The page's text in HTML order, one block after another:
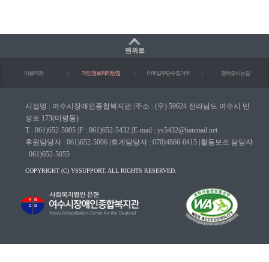
맨위로
이용약관 개인정보처리방침 이메일무단수집거부 찾아오시는길
시설명 : 여수시장애인종합복지관 주소 : (우) 59624 전라남도 여수시 만
성로 173(미평동)
T : 061)652-5005 F : 061)652-5432 E-mail : ys5432@hanmail.net
후원담당자 : 061)652-5006 회계담당자 : 070)4866-0415 활동보조 담당자
: 061)652-5055
COPYRIGHT (C) YSSUPPORT. ALL RIGHTS RESERVED.
크(WA인증마크)